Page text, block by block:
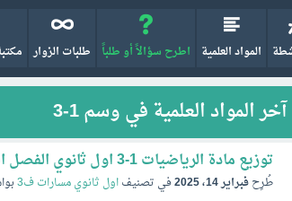
المواد العلمية اطرح سؤالاً أو طلباً طلبات الزوار
آخر المواد العلمية في وسم 1-3
توزيع مادة الرياضيات 1-3 اول ثانوي الفصل الثالث ف3 1446
طُرِحفبراير 14، 2025 في تصنيفاول ثانوي مسارات ف3